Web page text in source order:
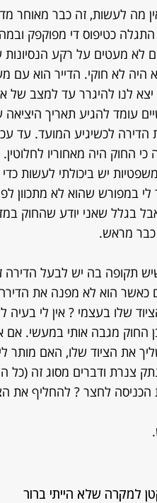
מה לעשות, זה כבר מאוחר
כטיפוס די מפוקפק
לא מעטים על רקע
לא חוקי. הדייר הוא עם
לנו להיגרר עד למצב של
עומד להגיע תאריך
הדירה לכשיגיע המועד. עד
כי החוק היה מאחוריו
יש ביכולתי לעשות
במפורש שהוא לא מתכוון
בגלל שאני יודע שהחוק
כבר מראש.
תקופה בה יש לבעל הדירה
כאשר הוא לא מפנה את הדירה
שלו בעצמי ? אין לי בעיה
החוק מגבה אותי במעשי.
את הציוד שלו, האם מותר
צנרת ודברים מסוג זה (כל
הכניסה לחצר ? להחליף את
למקרה שלא הייתי ברור